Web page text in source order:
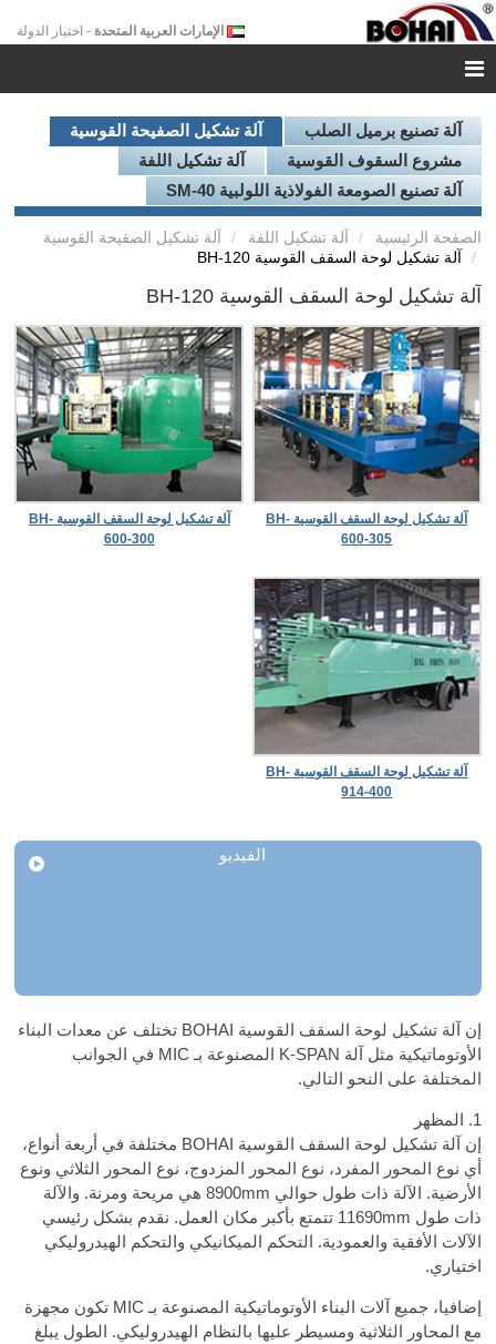
الإمارات العربية المتحدة - اختيار الدولة
آلة تصنيع برميل الصلب
آلة تشكيل الصفيحة القوسية
مشروع السقوف القوسية
آلة تشكيل اللفة
آلة تصنيع الصومعة الفولاذية اللولبية SM-40
الصفحة الرئيسية آلة تشكيل اللفة
آلة تشكيل الصفيحة القوسية
آلة تشكيل لوحة السقف القوسية BH-120
آلة تشكيل لوحة السقف القوسية BH-120
آلة تشكيل لوحة السقف القوسية BH-
600-305
آلة تشكيل لوحة السقف القوسية BH-
600-300
آلة تشكيل لوحة السقف القوسية BH-
914-400
الفيديو
إن آلة تشكيل لوحة السقف القوسية BOHAI تختلف عن معدات البناء
الأوتوماتيكية مثل آلة K-SPAN المصنوعة بـ MIC في الجوانب
المختلفة على النحو التالي.
1. المظهر
إن آلة تشكيل لوحة السقف القوسية BOHAI مختلفة في أربعة أنواع،
أي نوع المحور المفرد، نوع المحور المزدوج، نوع المحور الثلاثي ونوع
الأرضية. الآلة ذات طول حوالي 8900mm هي مريحة ومرنة. والآلة
ذات طول 11690mm تتمتع بأكبر مكان العمل. نقدم بشكل رئيسي
الآلات الأفقية والعمودية. التحكم الميكانيكي والتحكم الهيدروليكي
اختياري.
إضافيا، جميع آلات البناء الأوتوماتيكية المصنوعة بـ MIC تكون مجهزة
مع المحاور الثلاثية ومسيطر عليها بالنظام الهيدروليكي. الطول يبلغ